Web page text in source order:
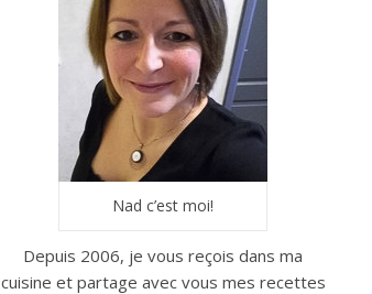
Nad c’est moi!
Depuis 2006, je vous reçois dans ma
cuisine et partage avec vous mes recettes